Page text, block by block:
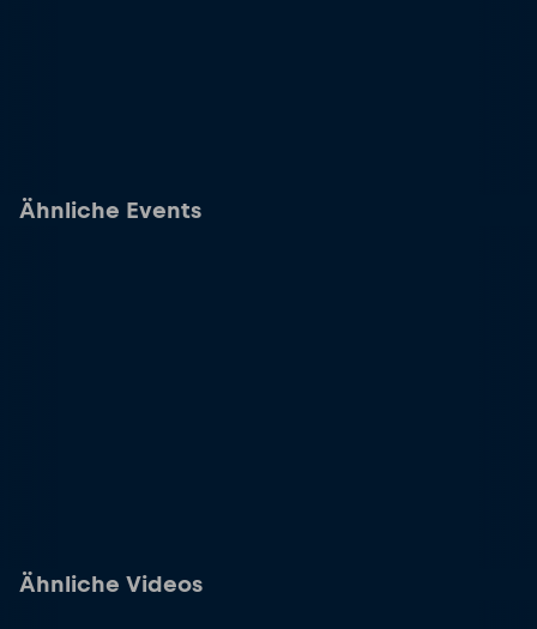
Ähnliche Events
Ähnliche Videos